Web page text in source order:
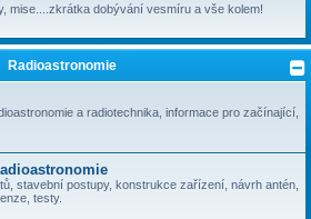
mise....zkrátka dobývání vesmíru a vše kolem!
Radioastronomie
a radiotechnika, informace pro začínající,
stavební postupy, konstrukce zařízení, návrh antén,
testy.